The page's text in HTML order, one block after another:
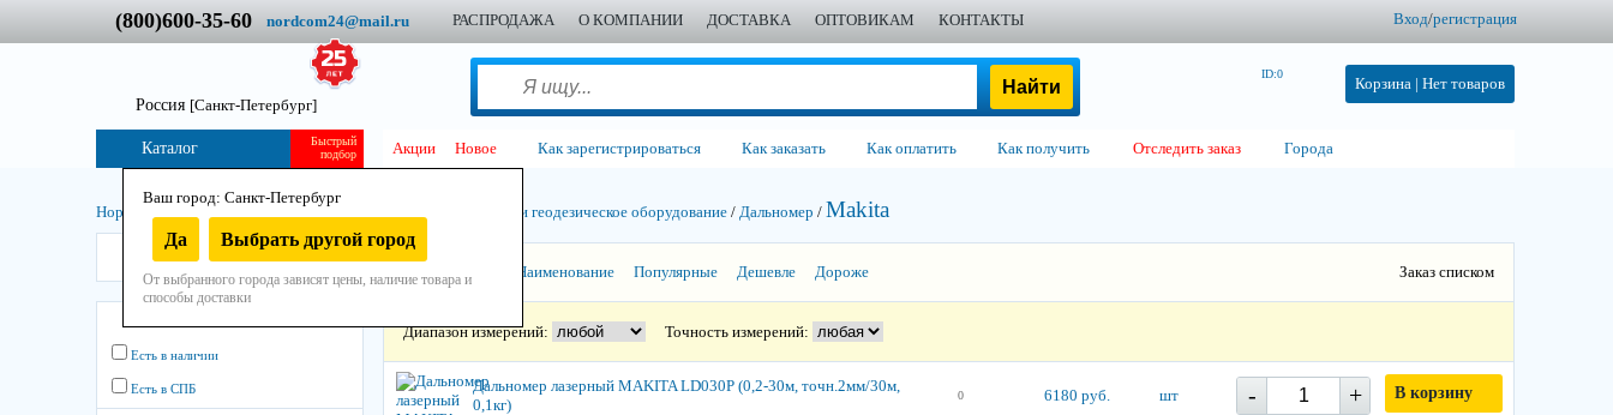
(800)600-35-60 nordcom24@mail.ru РАСПРОДАЖА О КОМПАНИИ ДОСТАВКА ОПТОВИКАМ КОНТАКТЫ Вход/регистрация
Россия [Санкт-Петербург]
Ваш город: Санкт-Петербург
Да Выбрать другой город
От выбранного города зависят цены, наличие товара и
способы доставки
Корзина | Нет товаров
ID:0
Быстрый
подбор
Каталог Акции Новое Как зарегистрироваться Как заказать Как оплатить Как получить Отследить заказ Города
Нордком Инструмент Ручной / Измерительный инструмент и геодезическое оборудование / Дальномер / Makita
Makita
Есть в наличии
Есть в СПБ
Наименование Популярные Дешевле Дороже Заказ списком
Диапазон измерений: Точность измерений:
Дальномер лазерный MAKITA LD030P (0,2-30м, точн.2мм/30м,
0,1кг)
0 6180 руб. шт - + В корзину